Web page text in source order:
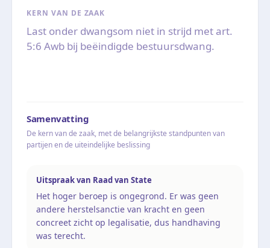
KERN VAN DE ZAAK
Last onder dwangsom niet in strijd met art.
5:6 Awb bij beëindigde bestuursdwang.
Samenvatting
De kern van de zaak, met de belangrijkste standpunten van
partijen en de uiteindelijke beslissing
Uitspraak van Raad van State
Het hoger beroep is ongegrond. Er was geen
andere herstelsanctie van kracht en geen
concreet zicht op legalisatie, dus handhaving
was terecht.